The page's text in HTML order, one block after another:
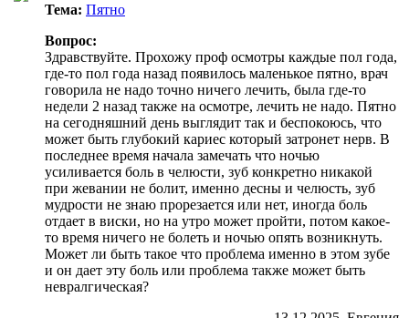
Тема: Пятно
Вопрос:
Здравствуйте. Прохожу проф осмотры каждые пол года,
где-то пол года назад появилось маленькое пятно, врач
говорила не надо точно ничего лечить, была где-то
недели 2 назад также на осмотре, лечить не надо. Пятно
на сегодняшний день выглядит так и беспокоюсь, что
может быть глубокий кариес который затронет нерв. В
последнее время начала замечать что ночью
усиливается боль в челюсти, зуб конкретно никакой
при жевании не болит, именно десны и челюсть, зуб
мудрости не знаю прорезается или нет, иногда боль
отдает в виски, но на утро может пройти, потом какое-
то время ничего не болеть и ночью опять возникнуть.
Может ли быть такое что проблема именно в этом зубе
и он дает эту боль или проблема также может быть
невралгическая?